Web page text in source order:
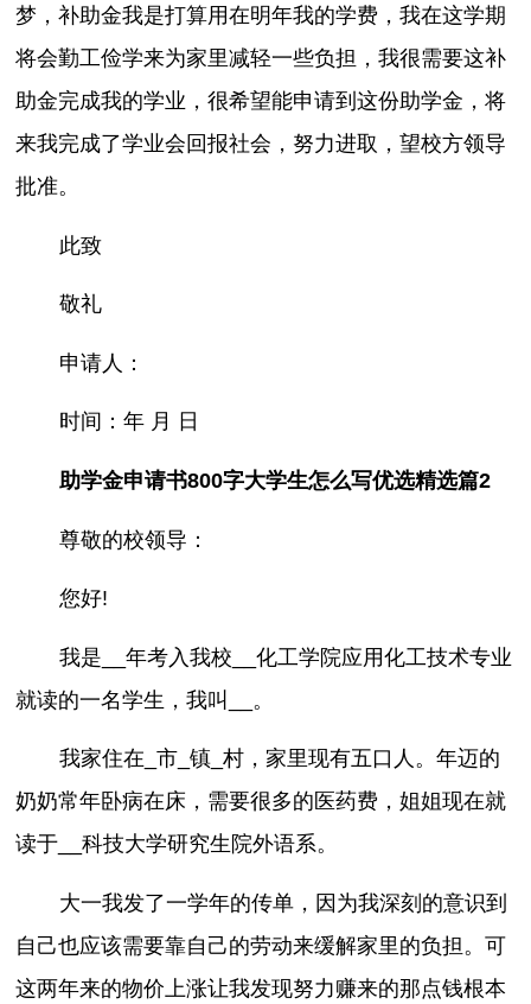
梦，补助金我是打算用在明年我的学费，我在这学期
将会勤工俭学来为家里减轻一些负担，我很需要这补
助金完成我的学业，很希望能申请到这份助学金，将
来我完成了学业会回报社会，努力进取，望校方领导
批准。
此致
敬礼
申请人：
时间：年 月 日
助学金申请书800字大学生怎么写优选精选篇2
尊敬的校领导：
您好!
我是__年考入我校__化工学院应用化工技术专业
就读的一名学生，我叫__。
我家住在_市_镇_村，家里现有五口人。年迈的
奶奶常年卧病在床，需要很多的医药费，姐姐现在就
读于__科技大学研究生院外语系。
大一我发了一学年的传单，因为我深刻的意识到
自己也应该需要靠自己的劳动来缓解家里的负担。可
这两年来的物价上涨让我发现努力赚来的那点钱根本